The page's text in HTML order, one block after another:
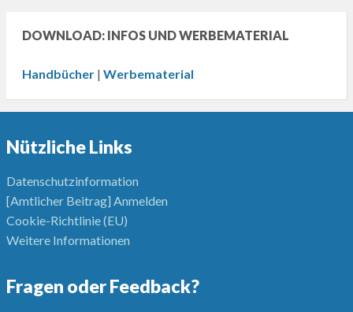
DOWNLOAD: INFOS UND WERBEMATERIAL
Handbücher| Werbematerial
Nützliche Links
Datenschutzinformation
[Amtlicher Beitrag] Anmelden
Cookie-Richtlinie (EU)
Weitere Informationen
Fragen oder Feedback?